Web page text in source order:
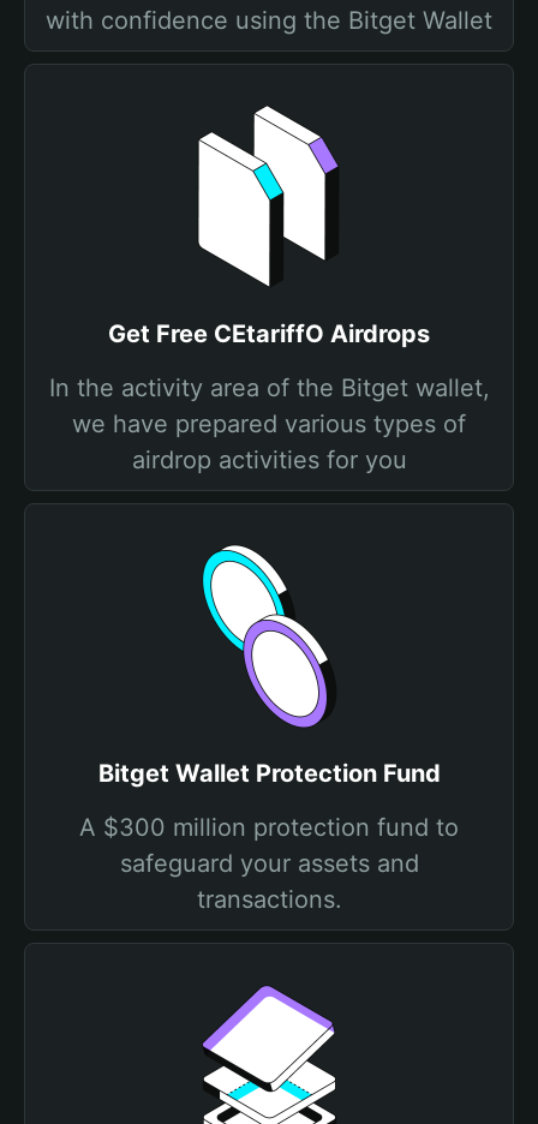
with confidence using the Bitget Wallet
Get Free CEtariffO Airdrops
In the activity area of the Bitget wallet,
we have prepared various types of
airdrop activities for you
Bitget Wallet Protection Fund
A $300 million protection fund to
safeguard your assets and
transactions.